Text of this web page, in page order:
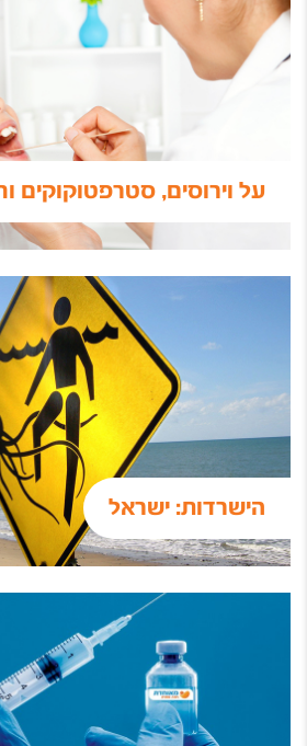
על וירוסים, סטרפטוקוקים
הישרדות: ישראל